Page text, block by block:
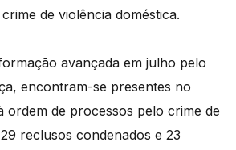
de violência doméstica.
avançada em julho pelo
encontram-se presentes no
ordem de processos pelo crime de
reclusos condenados e 23